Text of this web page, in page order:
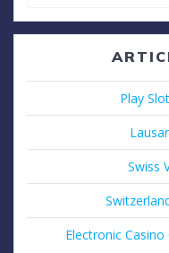
Play
Swiss
Electronic